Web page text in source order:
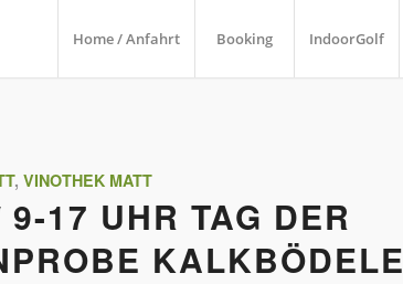
Home / Anfahrt Booking IndoorGolf
,VINOTHEK MATT
17 UHR TAG DER
KALKBÖDELE